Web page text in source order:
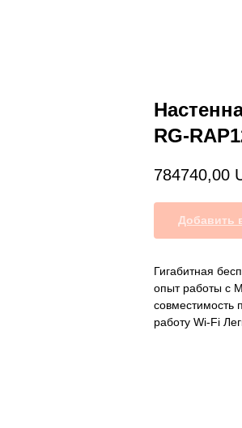
RG-
784740,00
Добавить
Гигабитная
опыт работы с
совместимость
работу Wi-Fi